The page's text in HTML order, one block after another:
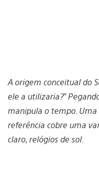
A origem conceitual do
ele a utilizaria?”
manipula o tempo.
referência cobre uma
claro, relógios de sol.